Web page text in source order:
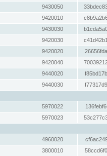
9430050
9420010
9430030
9420030
9420020
9420040
9440020
9440030
5970022
5970023
4960020
3800010